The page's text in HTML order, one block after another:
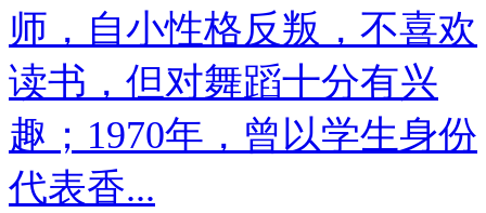
师，自小性格反叛，不喜欢
读书，但对舞蹈十分有兴
趣；1970年，曾以学生身份
代表香...